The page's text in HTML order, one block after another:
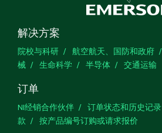
解决方案
院校与科研 航空航天、国防和政府
械
生命科学 半导体 交通运输
订单
NI经销合作伙伴 订单状态和历史记录
款
按产品编号订购或请求报价